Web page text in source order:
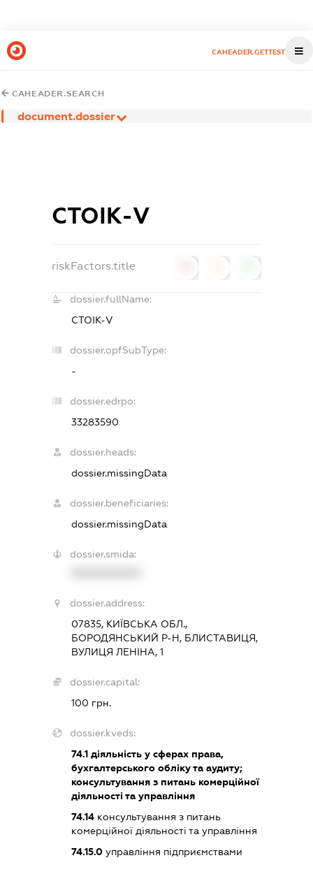
CAHEADER.GETTEST
CAHEADER.SEARCH
document.dossier
СТОІК-V
riskFactors.title
dossier.fullName:
СТОІК-V
dossier.opfSubType:
-
dossier.edrpo:
33283590
dossier.heads:
dossier.missingData
dossier.beneficiaries:
dossier.missingData
dossier.smida:
dossier.address:
07835, КИЇВСЬКА ОБЛ.,
БОРОДЯНСЬКИЙ Р-Н, БЛИСТАВИЦЯ,
ВУЛИЦЯ ЛЕНІНА, 1
dossier.capital:
100 грн.
dossier.kveds:
74.1 діяльність у сферах права,
бухгалтерського обліку та аудиту;
консультування з питань комерційної
діяльності та управління
74.14 консультування з питань
комерційної діяльності та управління
74.15.0 управління підприємствами